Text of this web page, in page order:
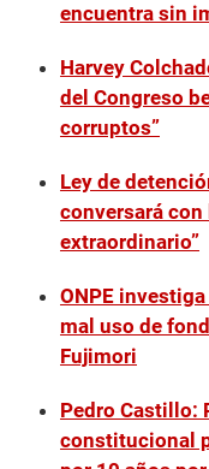
encuentra sin
Harvey
del Congreso
corruptos”
Ley de
conversará con
extraordinario”
ONPE
mal uso de
Fujimori
Pedro Castillo:
constitucional